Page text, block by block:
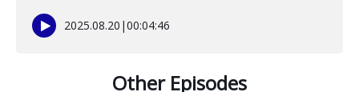
2025.08.20 |00:04:46
Other Episodes